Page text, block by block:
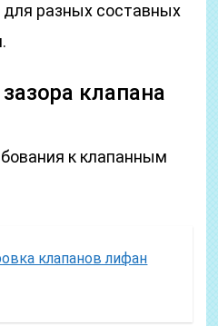
разных составных
клапана
к клапанным
клапанов лифан